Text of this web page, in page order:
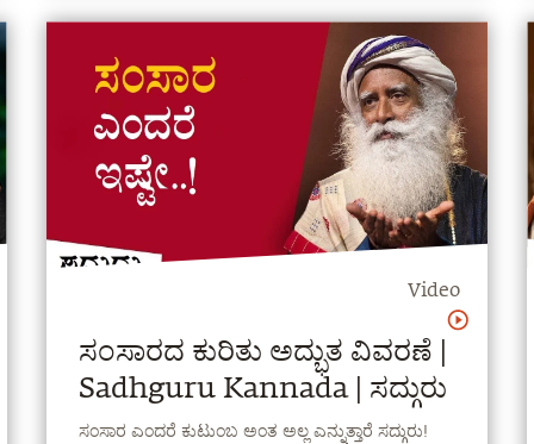
Video
ಸಂಸಾರದ ಕುರಿತು ಅದ್ಭುತ ವಿವರಣೆ |
Sadhguru Kannada | ಸದ್ಗುರು
ಸಂಸಾರ ಎಂದರೆ ಕುಟುಂಬ ಅಂತ ಅಲ್ಲ ಎನ್ನುತ್ತಾರೆ ಸದ್ಗುರು!